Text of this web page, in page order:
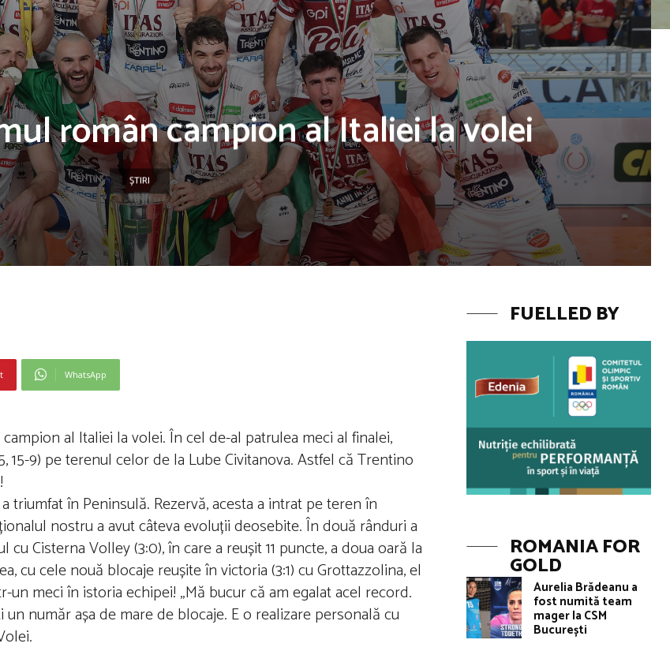
român campion al Italiei la volei
ȘTIRI
WhatsApp
al Italiei la volei. În cel de-al patrulea meci al finalei,
15-9) pe terenul celor de la Lube Civitanova. Astfel că Trentino
în Peninsulă. Rezervă, acesta a intrat pe teren în
nostru a avut câteva evoluții deosebite. În două rânduri a
Cisterna Volley (3:0), în care a reușit 11 puncte, a doua oară la
cu cele nouă blocaje reușite în victoria (3:1) cu Grottazzolina, el
meci în istoria echipei! „Mă bucur că am egalat acel record.
număr așa de mare de blocaje. E o realizare personală cu
FUELLED BY
ROMANIA FOR
GOLD
Aurelia Brădeanu a
fost numită team
mager la CSM
București